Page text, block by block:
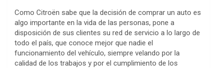
Como Citroën sabe que la decisión de comprar un auto es
algo importante en la vida de las personas, pone a
disposición de sus clientes su red de servicio a lo largo de
todo el país, que conoce mejor que nadie el
funcionamiento del vehículo, siempre velando por la
calidad de los trabajos y por el cumplimiento de los